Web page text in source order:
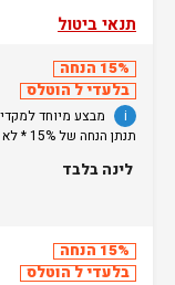
תנאי ביטול
15% הנחה
בלעדי ל הוטלס
i
תנתן
לינה בלבד
15% הנחה
בלעדי ל הוטלס